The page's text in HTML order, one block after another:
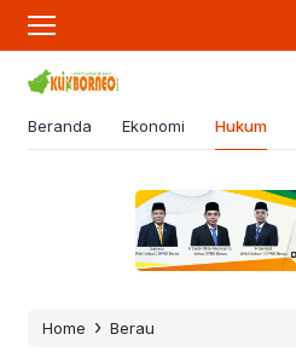
Beranda Ekonomi Hukum
Home › Berau